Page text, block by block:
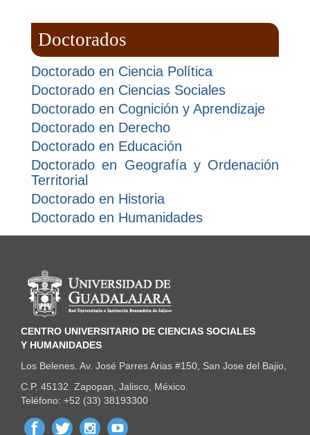
Doctorados
Doctorado en Ciencia Política
Doctorado en Ciencias Sociales
Doctorado en Cognición y Aprendizaje
Doctorado en Derecho
Doctorado en Educación
Doctorado en Geografía y Ordenación
Territorial
Doctorado en Historia
Doctorado en Humanidades
Información del portal
CENTRO UNIVERSITARIO DE CIENCIAS SOCIALES
Y HUMANIDADES
Los Belenes. Av. José Parres Arias #150, San Jose del Bajio,
C.P. 45132. Zapopan, Jalisco, México.
Teléfono: +52 (33) 38193300